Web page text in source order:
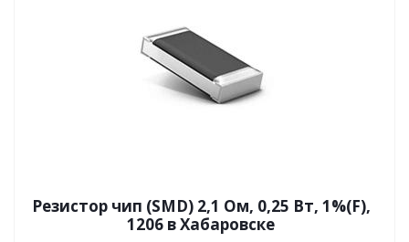
Резистор чип (SMD) 2,1 Ом, 0,25 Вт, 1%(F),
1206 в Хабаровске